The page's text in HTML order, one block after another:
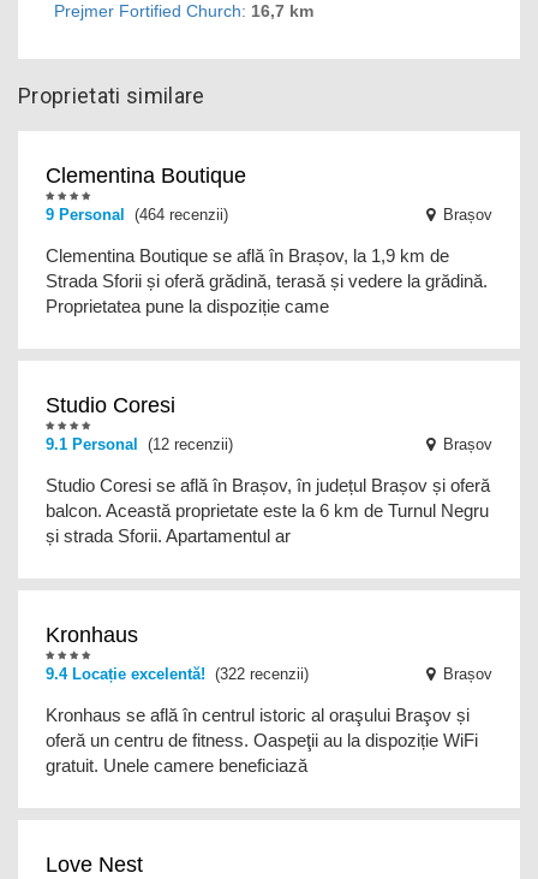
Prejmer Fortified Church: 16,7 km
Proprietati similare
Clementina Boutique
9 Personal (464 recenzii) Brașov
Clementina Boutique se află în Brașov, la 1,9 km de
Strada Sforii și oferă grădină, terasă și vedere la grădină.
Proprietatea pune la dispoziție came
Studio Coresi
9.1 Personal (12 recenzii) Brașov
Studio Coresi se află în Brașov, în județul Brașov și oferă
balcon. Această proprietate este la 6 km de Turnul Negru
și strada Sforii. Apartamentul ar
Kronhaus
9.4 Locație excelentă! (322 recenzii) Brașov
Kronhaus se află în centrul istoric al oraşului Braşov și
oferă un centru de fitness. Oaspeţii au la dispoziție WiFi
gratuit. Unele camere beneficiază
Love Nest